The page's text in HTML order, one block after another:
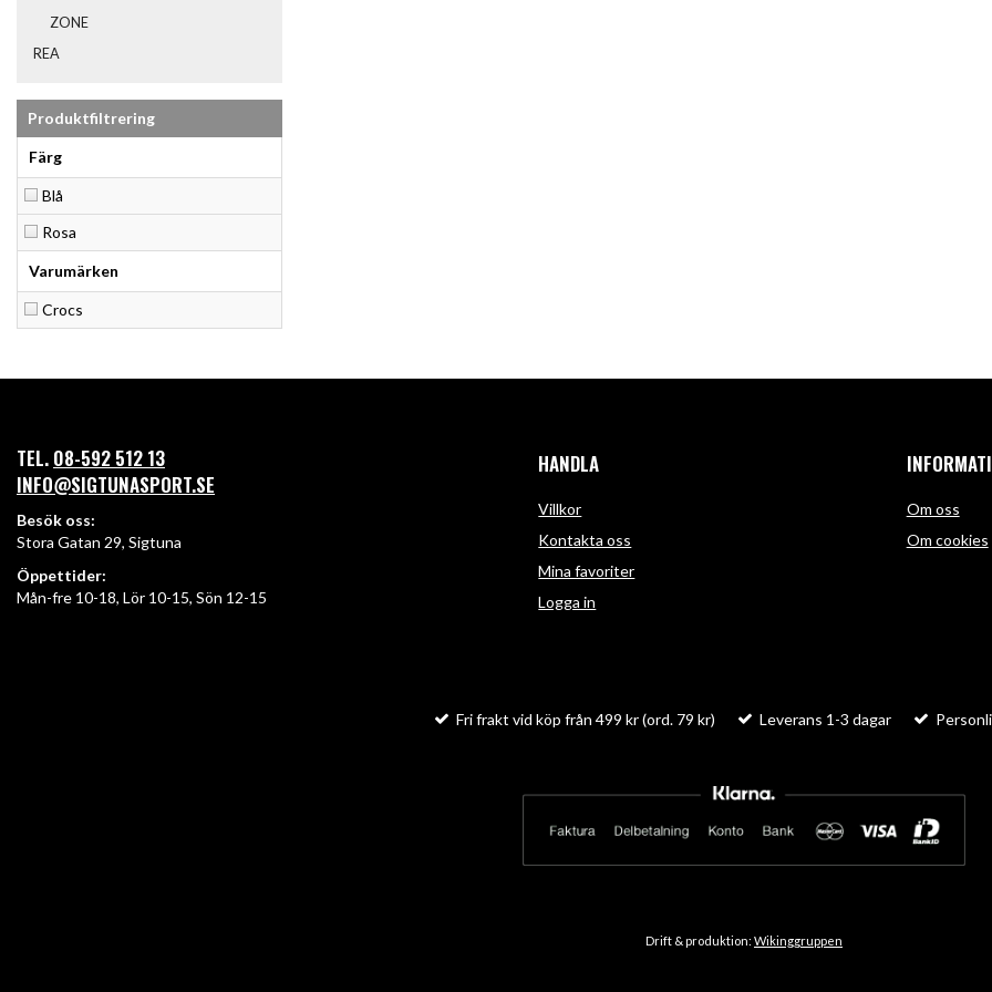
ZONE
REA
Produktfiltrering
Färg
Blå
Rosa
Varumärken
Crocs
TEL. 08-592 512 13
INFO@SIGTUNASPORT.SE
Besök oss:
Stora Gatan 29, Sigtuna
Öppettider:
Mån-fre 10-18, Lör 10-15, Sön 12-15
HANDLA
Villkor
Kontakta oss
Mina favoriter
Logga in
Om oss
Om cookies
Fri frakt vid köp från 499 kr (ord. 79 kr) Leverans 1-3 dagar
Drift & produktion: Wikinggruppen